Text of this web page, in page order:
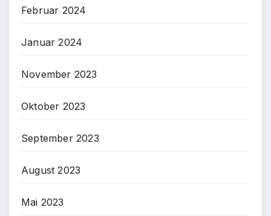
Februar 2024
Januar 2024
November 2023
Oktober 2023
September 2023
August 2023
Mai 2023